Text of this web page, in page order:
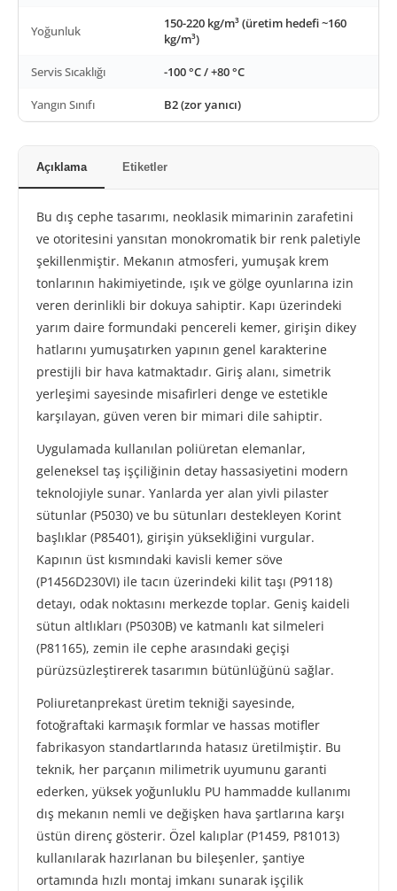
Yoğunluk
150-220 kg/m³ (üretim hedefi ~160
kg/m³)
Servis Sıcaklığı -100 °C / +80 °C
Yangın Sınıfı B2 (zor yanıcı)
Açıklama Etiketler
Bu dış cephe tasarımı, neoklasik mimarinin zarafetini
ve otoritesini yansıtan monokromatik bir renk paletiyle
şekillenmiştir. Mekanın atmosferi, yumuşak krem
tonlarının hakimiyetinde, ışık ve gölge oyunlarına izin
veren derinlikli bir dokuya sahiptir. Kapı üzerindeki
yarım daire formundaki pencereli kemer, girişin dikey
hatlarını yumuşatırken yapının genel karakterine
prestijli bir hava katmaktadır. Giriş alanı, simetrik
yerleşimi sayesinde misafirleri denge ve estetikle
karşılayan, güven veren bir mimari dile sahiptir.
Uygulamada kullanılan poliüretan elemanlar,
geleneksel taş işçiliğinin detay hassasiyetini modern
teknolojiyle sunar. Yanlarda yer alan yivli pilaster
sütunlar (P5030) ve bu sütunları destekleyen Korint
başlıklar (P85401), girişin yüksekliğini vurgular.
Kapının üst kısmındaki kavisli kemer söve
(P1456D230VI) ile tacın üzerindeki kilit taşı (P9118)
detayı, odak noktasını merkezde toplar. Geniş kaideli
sütun altlıkları (P5030B) ve katmanlı kat silmeleri
(P81165), zemin ile cephe arasındaki geçişi
pürüzsüzleştirerek tasarımın bütünlüğünü sağlar.
Poliuretanprekast üretim tekniği sayesinde,
fotoğraftaki karmaşık formlar ve hassas motifler
fabrikasyon standartlarında hatasız üretilmiştir. Bu
teknik, her parçanın milimetrik uyumunu garanti
ederken, yüksek yoğunluklu PU hammadde kullanımı
dış mekanın nemli ve değişken hava şartlarına karşı
üstün direnç gösterir. Özel kalıplar (P1459, P81013)
kullanılarak hazırlanan bu bileşenler, şantiye
ortamında hızlı montaj imkanı sunarak işçilik